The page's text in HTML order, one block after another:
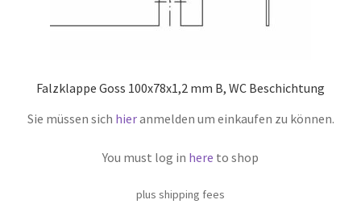
Falzklappe Goss 100x78x1,2 mm B, WC Beschichtung
Sie müssen sich hieranmelden um einkaufen zu können.
You must log in here to shop
plus shipping fees